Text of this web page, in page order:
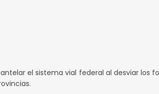
el sistema vial federal al desviar los